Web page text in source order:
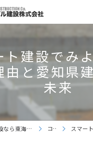
ト建設でみ
由と愛知県
未来
愛知の建設なら東海インプル建設株式会社 コラム スマート建設で